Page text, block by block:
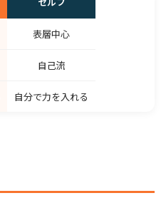
表層中心
自己流
自分で力を入れる